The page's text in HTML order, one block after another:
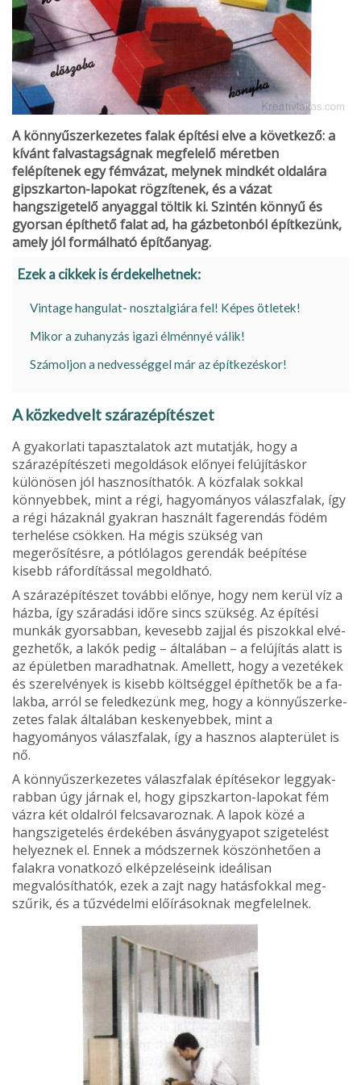
A könnyűszerkezetes falak építési elve a következő: a
kívánt falvastagságnak megfelelő méretben
felépítenek egy fémvázat, melynek mindkét oldalára
gipszkarton-lapokat rögzítenek, és a vázat
hangszigetelő anyaggal töltik ki. Szintén könnyű és
gyorsan építhető falat ad, ha gázbetonból építkezünk,
amely jól formálható építőanyag.
Ezek a cikkek is érdekelhetnek:
Vintage hangulat- nosztalgiára fel! Képes ötletek!
Mikor a zuhanyzás igazi élménnyé válik!
Számoljon a nedvességgel már az építkezéskor!
A közkedvelt szárazépítészet
A gyakorlati tapasztalatok azt mutatják, hogy a
szárazépíté­szeti megoldások előnyei fel­újításkor
különösen jól hasznosíthatók. A közfalak sokkal
könnyebbek, mint a régi, ha­gyományos válaszfalak, így
a régi házaknál gyakran hasz­nált fagerendás födém
terhe­lése csökken. Ha mégis szükség van
megerősítésre, a pótlólagos gerendák beépíté­se
kisebb ráfordítással meg­oldható.
A szárazépítészet további előnye, hogy nem kerül víz a
házba, így száradási időre sincs szükség. Az építési
munkák gyorsabban, keve­sebb zajjal és piszokkal elvé­
gezhetők, a lakók pedig – ál­talában – a felújítás alatt is
az épületben maradhatnak. Amellett, hogy a vezetékek
és szerelvények is kisebb költséggel építhetők be a fa­
lakba, arról se feledkezünk meg, hogy a könnyűszerke­
zetes falak általában keske­nyebbek, mint a
hagyományos válaszfalak, így a hasz­nos alapterület is
nő.
A könnyűszerkezetes vá­laszfalak építésekor leggyak­
rabban úgy járnak el, hogy gipszkarton-lapokat fém
váz­ra két oldalról felcsavaroz­nak. A lapok közé a
hangszi­getelés érdekében ásvány­gyapot szigetelést
helyeznek el. Ennek a módszernek kö­szönhetően a
falakra vonat­kozó elképzeléseink ideáli­san
megvalósíthatók, ezek a zajt nagy hatásfokkal meg­
szűrik, és a tűzvédelmi elő­írásoknak megfelelnek.